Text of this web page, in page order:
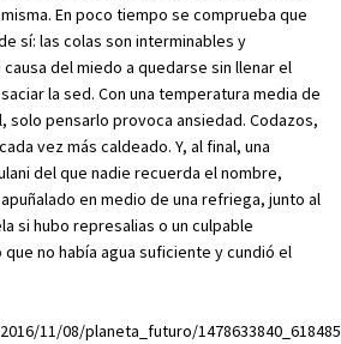
En poco tiempo se comprueba que
sí: las colas son interminables y
del miedo a quedarse sin llenar el
la sed. Con una temperatura media de
solo pensarlo provoca ansiedad. Codazos,
vez más caldeado. Y, al final, una
del que nadie recuerda el nombre,
en medio de una refriega, junto al
si hubo represalias o un culpable
no había agua suficiente y cundió el
11/08/planeta_futuro/